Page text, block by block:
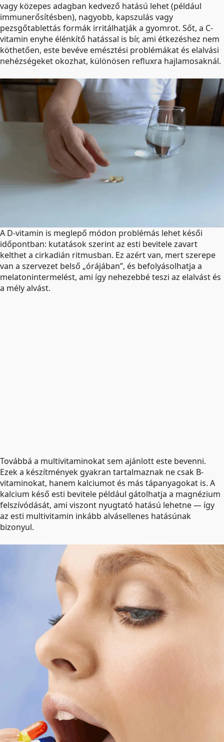
vagy közepes adagban kedvező hatású lehet (például
immunerősítésben), nagyobb, kapszulás vagy
pezsgőtablettás formák irritálhatják a gyomrot. Sőt, a C-
vitamin enyhe élénkítő hatással is bír, ami étkezéshez nem
köthetően, este bevéve emésztési problémákat és elalvási
nehézségeket okozhat, különösen refluxra hajlamosaknál.
A D-vitamin is meglepő módon problémás lehet késői
időpontban: kutatások szerint az esti bevitele zavart
kelthet a cirkadián ritmusban. Ez azért van, mert szerepe
van a szervezet belső „órájában”, és befolyásolhatja a
melatonintermelést, ami így nehezebbé teszi az elalvást és
a mély alvást.
Továbbá a multivitaminokat sem ajánlott este bevenni.
Ezek a készítmények gyakran tartalmaznak ne csak B-
vitaminokat, hanem kalciumot és más tápanyagokat is. A
kalcium késő esti bevitele például gátolhatja a magnézium
felszívódását, ami viszont nyugtató hatású lehetne — így
az esti multivitamin inkább alvásellenes hatásúnak
bizonyul.